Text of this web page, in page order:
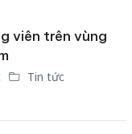
viên trên vùng
Tin tức